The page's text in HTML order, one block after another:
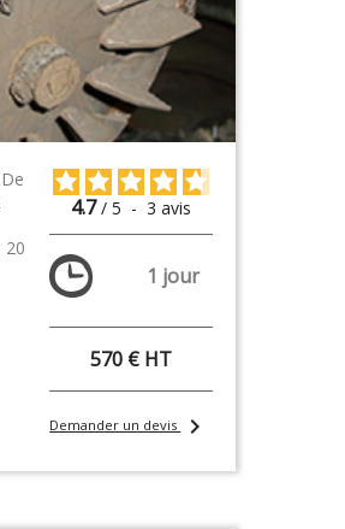
20
4.7 / 5 - 3avis
1 jour
570 € HT
Demander un devis chevron_right